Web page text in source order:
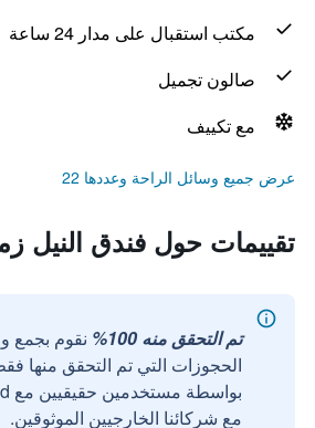
مكتب استقبال على مدار 24 ساعة
صالون تجميل
مع تكييف
عرض جميع وسائل الراحة وعددها 22
تقييمات حول فندق النيل
تم التحقق منه 100%
نقوم بجمع
الحجوزات التي تم التحقق منها
مع شركائنا الخارجيين الموثوقين.